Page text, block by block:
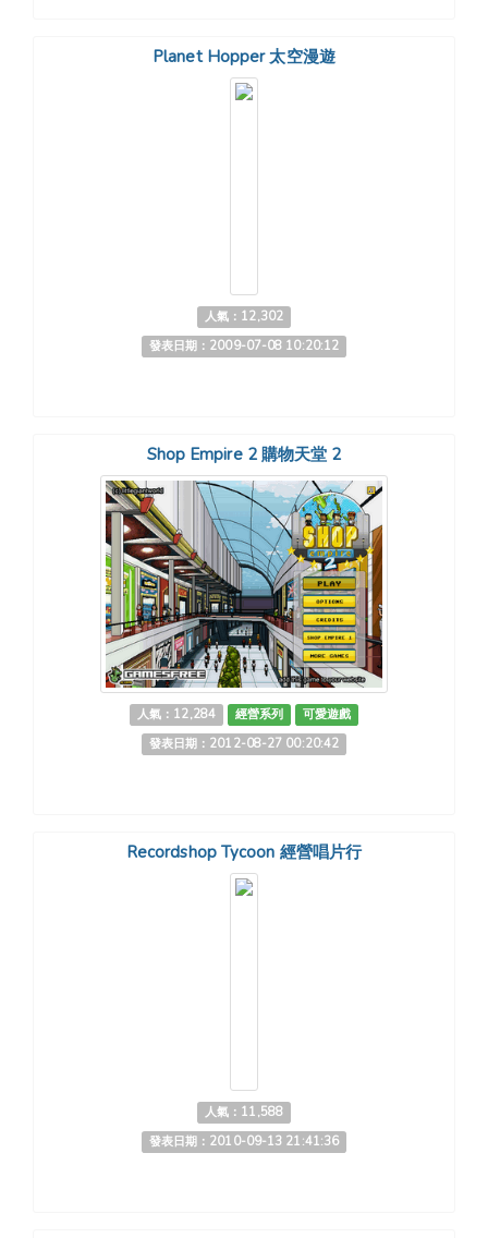
Planet Hopper 太空漫遊
人氣：12,302
發表日期：2009-07-08 10:20:12
Shop Empire 2 購物天堂 2
人氣：12,284 經營系列
可愛遊戲
發表日期：2012-08-27 00:20:42
Recordshop Tycoon 經營唱片行
人氣：11,588
發表日期：2010-09-13 21:41:36